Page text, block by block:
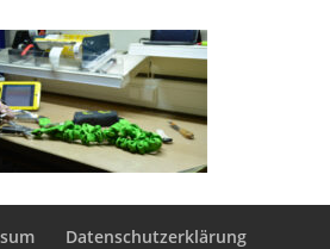
Datenschutzerklärung